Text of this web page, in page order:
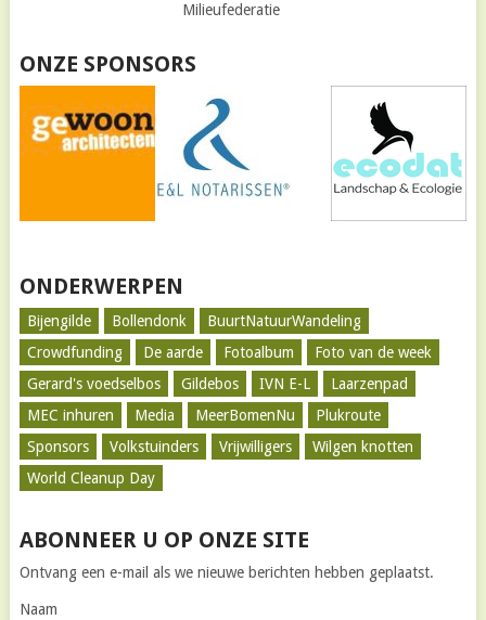
Milieufederatie
ONZE SPONSORS
ONDERWERPEN
Bijengilde Bollendonk
BuurtNatuurWandeling
Crowdfunding
De aarde Fotoalbum
Foto van de week
Gerard's voedselbos
Gildebos IVN E-L
Laarzenpad
MEC inhuren
Media MeerBomenNu
Plukroute
Sponsors
Volkstuinders Vrijwilligers
Wilgen knotten
World Cleanup Day
ABONNEER U OP ONZE SITE
Ontvang een e-mail als we nieuwe berichten hebben geplaatst.
Naam